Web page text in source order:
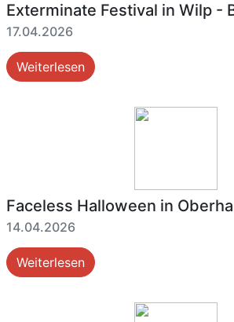
Exterminate Festival in Wilp -
17.04.2026
Weiterlesen
Faceless Halloween in
14.04.2026
Weiterlesen